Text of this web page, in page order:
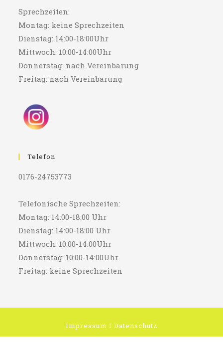
Sprechzeiten:
Montag: keine Sprechzeiten
Dienstag: 14:00-18:00Uhr
Mittwoch: 10:00-14:00Uhr
Donnerstag: nach Vereinbarung
Freitag: nach Vereinbarung
Telefon
0176-24753773
Telefonische Sprechzeiten:
Montag: 14:00-18:00 Uhr
Dienstag: 14:00-18:00 Uhr
Mittwoch: 10:00-14:00Uhr
Donnerstag: 10:00-14:00Uhr
Freitag: keine Sprechzeiten
Impressum I Datenschutz